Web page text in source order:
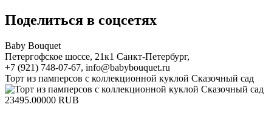
Поделиться в соцсетях
Baby Bouquet
Петергофское шоссе, 21к1 Санкт-Петербург,
+7 (921) 748-07-67, info@babybouquet.ru
Торт из памперсов с коллекционной куклой Сказочный сад
23495.00000 RUB